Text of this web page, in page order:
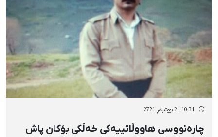
10:31 - 2 پووشپەڕ 2721
چارەنووسی هاووڵاتییەکی خەڵکی بۆکان پاش